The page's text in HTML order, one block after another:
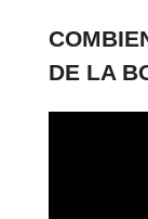
DE LA